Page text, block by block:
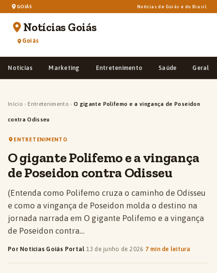
GOIÁS Notícias de Goiás e do Brasil
Notícias Goiás
Goiás
Notícias Marketing Entretenimento Saúde Geral
Início › Entretenimento › O gigante Polifemo e a vingança de Poseidon
contra Odisseu
ENTRETENIMENTO
O gigante Polifemo e a vingança
de Poseidon contra Odisseu
(Entenda como Polifemo cruza o caminho de Odisseu
e como a vingança de Poseidon molda o destino na
jornada narrada em O gigante Polifemo e a vingança
de Poseidon contra…
Por Notícias Goiás Portal·13 de junho de 2026· 7 min de leitura